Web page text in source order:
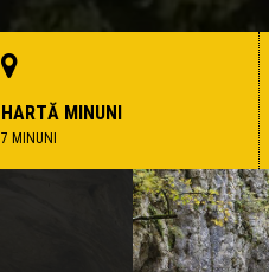
HARTĂ MINUNI
7 MINUNI